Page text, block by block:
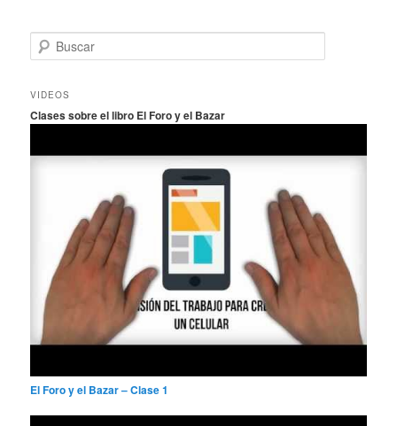
u
c
r
VIDEOS
Clases sobre el libro El Foro y el Bazar
El Foro y el Bazar – Clase 1